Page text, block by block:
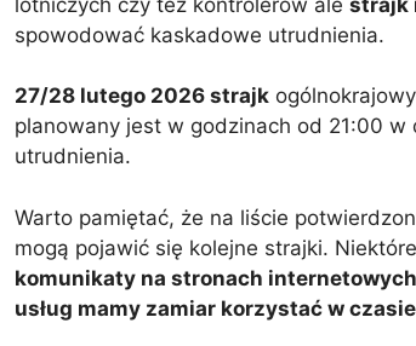
spowodować kaskadowe utrudnienia.
27/28 lutego 2026 strajk
planowany jest w godzinach od 21:00
utrudnienia.
Warto pamiętać, że na liście
mogą pojawić się kolejne strajki.
komunikaty na stronach
usług mamy zamiar korzystać w